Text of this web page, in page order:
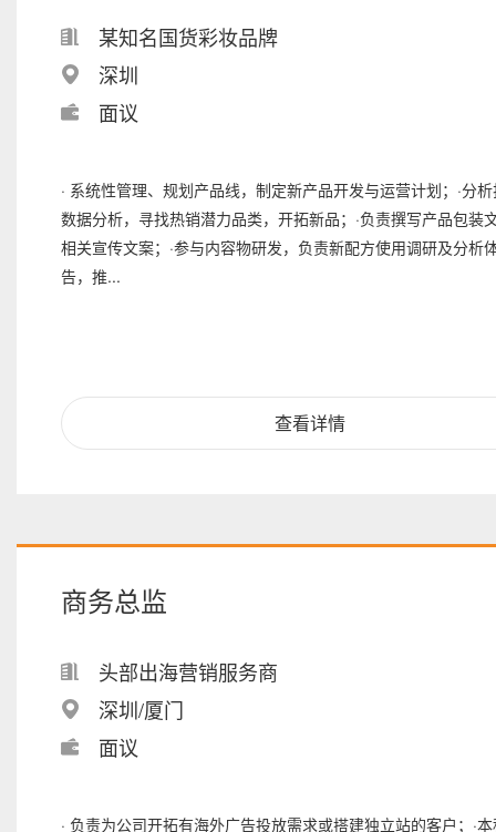
某知名国货彩妆品牌
深圳
面议
· 系统性管理、规划产品线，制定新产品开发与运营计划；·分
数据分析，寻找热销潜力品类，开拓新品；·负责撰写产品包装
相关宣传文案；·参与内容物研发，负责新配方使用调研及分析
告，推...
查看详情
商务总监
头部出海营销服务商
深圳/厦门
面议
· 负责为公司开拓有海外广告投放需求或搭建独立站的客户；·